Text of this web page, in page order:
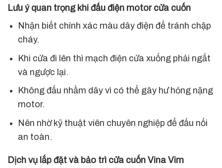
Lưu ý quan trọng khi đấu điện motor cửa cuốn
Nhận biết chính xác màu dây điện để tránh chập
cháy.
Khi cửa đi lên thì mạch điện cửa xuống phải ngắt
và ngược lại.
Không đấu nhầm dây vì có thể gây hư hỏng nặng
motor.
Nên nhờ kỹ thuật viên chuyên nghiệp để đấu nối
an toàn.
Dịch vụ lắp đặt và bảo trì cửa cuốn Vina Vim